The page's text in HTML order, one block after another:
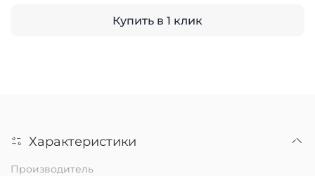
Купить в 1 клик
Характеристики
Производитель